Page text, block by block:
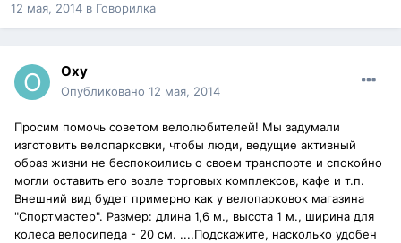
12 мая, 2014 в Говорилка
Oxy
Опубликовано 12 мая, 2014
Просим помочь советом велолюбителей! Мы задумали
изготовить велопарковки, чтобы люди, ведущие активный
образ жизни не беспокоились о своем транспорте и спокойно
могли оставить его возле торговых комплексов, кафе и т.п.
Внешний вид будет примерно как у велопарковок магазина
"Спортмастер". Размер: длина 1,6 м., высота 1 м., ширина для
колеса велосипеда - 20 см. ....Подскажите, насколько удобен